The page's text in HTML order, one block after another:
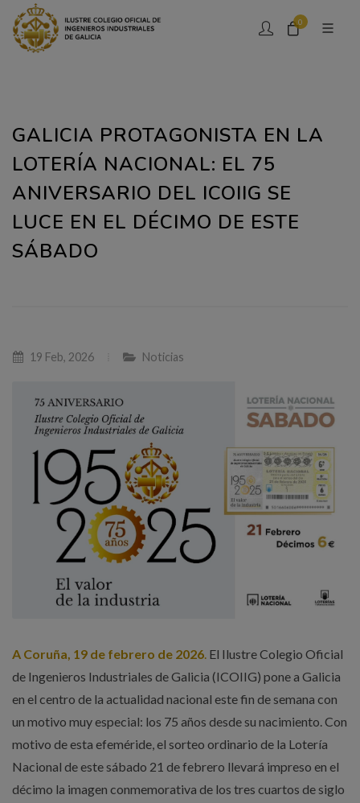
0
GALICIA PROTAGONISTA EN LA
LOTERÍA NACIONAL: EL 75
ANIVERSARIO DEL ICOIIG SE
LUCE EN EL DÉCIMO DE ESTE
SÁBADO
19 Feb, 2026 Noticias
A Coruña, 19 de febrero de 2026. El Ilustre Colegio Oficial
de Ingenieros Industriales de Galicia (ICOIIG) pone a Galicia
en el centro de la actualidad nacional este fin de semana con
un motivo muy especial: los 75 años desde su nacimiento. Con
motivo de esta efeméride, el sorteo ordinario de la Lotería
Nacional de este sábado 21 de febrero llevará impreso en el
décimo la imagen conmemorativa de los tres cuartos de siglo